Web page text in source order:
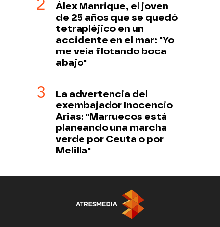
Álex Manrique, el joven
de 25 años que se quedó
tetrapléjico en un
accidente en el mar: "Yo
me veía flotando boca
abajo"
La advertencia del
exembajador Inocencio
Arias: "Marruecos está
planeando una marcha
verde por Ceuta o por
Melilla"